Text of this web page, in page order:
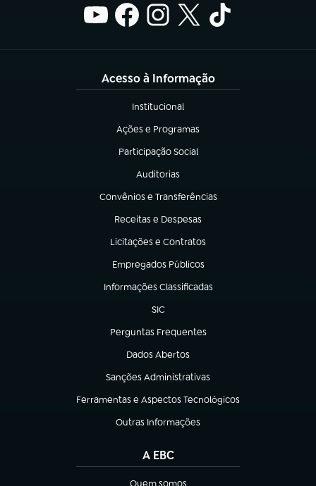
Acesso à Informação
Institucional
(abre em nova aba)
Ações e Programas
(abre em nova aba)
Participação Social
(abre em nova aba)
Auditorias
(abre em nova aba)
Convênios e Transferências
(abre em nova aba)
Receitas e Despesas
(abre em nova aba)
Licitações e Contratos
(abre em nova aba)
Empregados Públicos
(abre em nova aba)
Informações Classificadas
(abre em nova aba)
SIC
(abre em nova aba)
Perguntas Frequentes
(abre em nova aba)
Dados Abertos
(abre em nova aba)
Sanções Administrativas
(abre em nova aba)
Ferramentas e Aspectos Tecnológicos
(abre em nova aba)
Outras Informações
(abre em nova aba)
A EBC